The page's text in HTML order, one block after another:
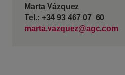
Marta Vázquez
Tel.: +34 93 467 07 60
marta.vazquez@agc.com